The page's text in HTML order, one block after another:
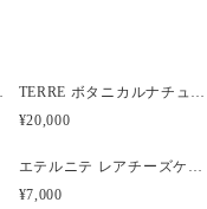
ブーケ
TERRE ボタニカルナチュラルクラッチウェディングブーケ
¥20,000
エテルニテ レアチーズケーキ風プリザーブドアレンジメント
¥7,000